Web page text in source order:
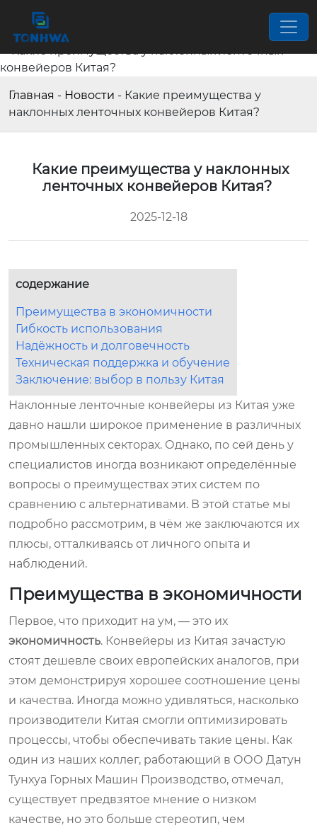
Главная - Новости - Какие преимущества у
наклонных ленточных конвейеров Китая?
Какие преимущества у наклонных
ленточных конвейеров Китая?
2025-12-18
содержание
Преимущества в экономичности
Гибкость использования
Надёжность и долговечность
Техническая поддержка и обучение
Заключение: выбор в пользу Китая
Наклонные ленточные конвейеры из Китая уже
давно нашли широкое применение в различных
промышленных секторах. Однако, по сей день у
специалистов иногда возникают определённые
вопросы о преимуществах этих систем по
сравнению с альтернативами. В этой статье мы
подробно рассмотрим, в чём же заключаются их
плюсы, отталкиваясь от личного опыта и
наблюдений.
Преимущества в экономичности
Первое, что приходит на ум, — это их
экономичность. Конвейеры из Китая зачастую
стоят дешевле своих европейских аналогов, при
этом демонстрируя хорошее соотношение цены
и качества. Иногда можно удивляться, насколько
производители Китая смогли оптимизировать
процессы, чтобы обеспечивать такие цены. Как
один из наших коллег, работающий в ООО Датун
Тунхуа Горных Машин Производство, отмечал,
существует предвзятое мнение о низком
качестве, но это больше стереотип, чем